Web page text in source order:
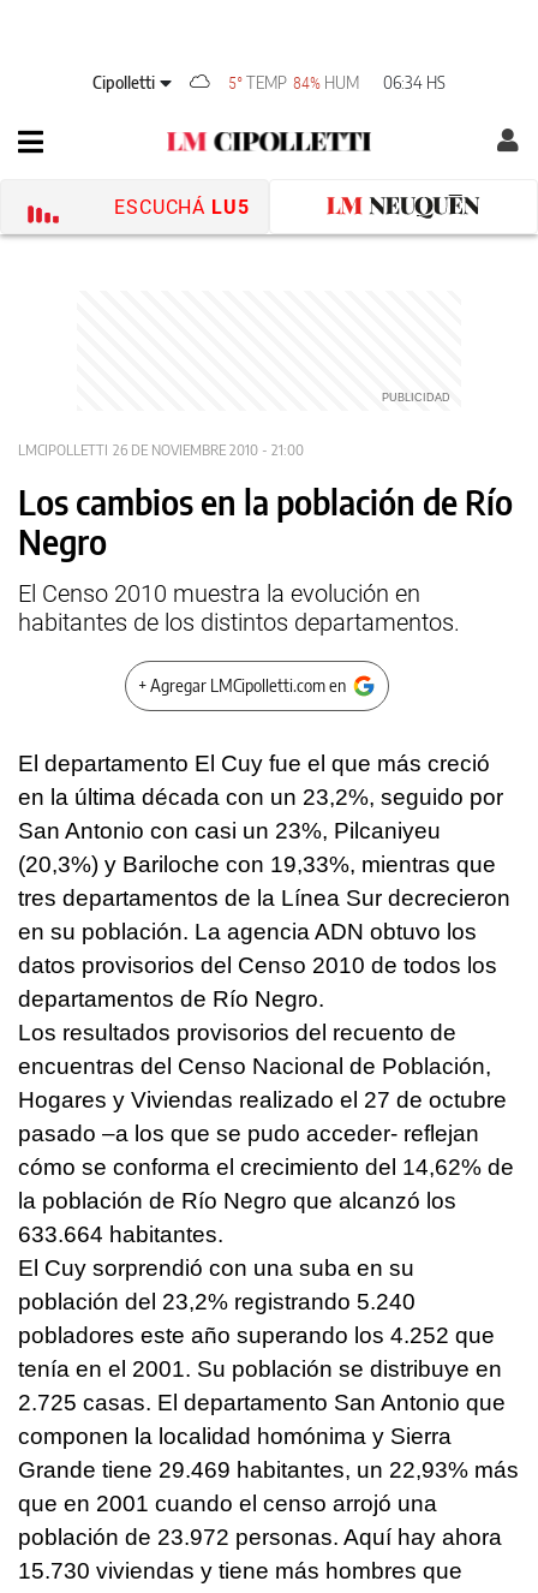
Cipolletti 5° TEMP 84% HUM 06:34 HS
ESCUCHÁ LU5
LMCIPOLLETTI 26 DE NOVIEMBRE 2010 - 21:00
Los cambios en la población de Río
Negro
El Censo 2010 muestra la evolución en
habitantes de los distintos departamentos.
+ Agregar LMCipolletti.com en
El departamento El Cuy fue el que más creció
en la última década con un 23,2%, seguido por
San Antonio con casi un 23%, Pilcaniyeu
(20,3%) y Bariloche con 19,33%, mientras que
tres departamentos de la Línea Sur decrecieron
en su población. La agencia ADN obtuvo los
datos provisorios del Censo 2010 de todos los
departamentos de Río Negro.
Los resultados provisorios del recuento de
encuentras del Censo Nacional de Población,
Hogares y Viviendas realizado el 27 de octubre
pasado –a los que se pudo acceder- reflejan
cómo se conforma el crecimiento del 14,62% de
la población de Río Negro que alcanzó los
633.664 habitantes.
El Cuy sorprendió con una suba en su
población del 23,2% registrando 5.240
pobladores este año superando los 4.252 que
tenía en el 2001. Su población se distribuye en
2.725 casas. El departamento San Antonio que
componen la localidad homónima y Sierra
Grande tiene 29.469 habitantes, un 22,93% más
que en 2001 cuando el censo arrojó una
población de 23.972 personas. Aquí hay ahora
15.730 viviendas y tiene más hombres que